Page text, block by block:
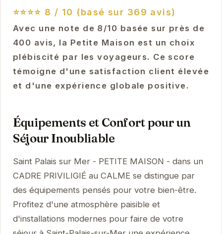
⭐⭐⭐⭐ 8 / 10 (basé sur 369 avis)
Avec une note de 8/10 basée sur près de
400 avis, la Petite Maison est un choix
plébiscité par les voyageurs. Ce score
témoigne d'une satisfaction client élevée
et d'une expérience globale positive.
Équipements et Confort pour un
Séjour Inoubliable
Saint Palais sur Mer - PETITE MAISON - dans un
CADRE PRIVILIGIÉ au CALME se distingue par
des équipements pensés pour votre bien-être.
Profitez d'une atmosphère paisible et
d'installations modernes pour faire de votre